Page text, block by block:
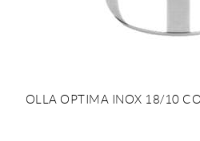
OLLA OPTIMA INOX 18/10